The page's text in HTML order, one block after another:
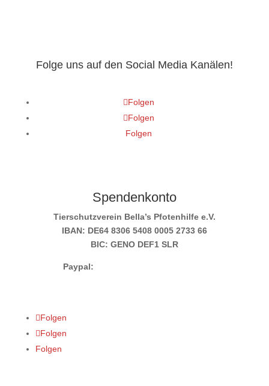
Folge uns auf den Social Media Kanälen!
Folgen
Folgen
Folgen
Spendenkonto
Tierschutzverein Bella’s Pfotenhilfe e.V.
IBAN: DE64 8306 5408 0005 2733 66
BIC: GENO DEF1 SLR
Paypal:
Folgen
Folgen
Folgen